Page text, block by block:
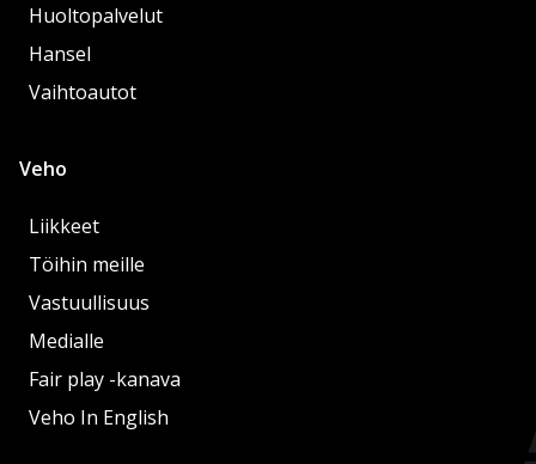
Huoltopalvelut
Hansel
Vaihtoautot
Veho
Liikkeet
Töihin meille
Vastuullisuus
Medialle
Fair play -kanava
Veho In English